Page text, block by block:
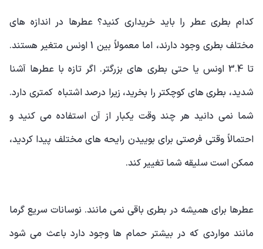
کدام بطری عطر را باید خریداری کنید؟ عطرها در اندازه های
مختلف بطری وجود دارند، اما معمولاً بین 1 اونس متغیر هستند.
تا 3.4 اونس یا حتی بطری های بزرگتر. اگر تازه با عطرها آشنا
شدید، بطری های کوچکتر را بخرید، زیرا درصد اشتباه کمتری دارد.
شما نمی دانید هر چند وقت یکبار از آن استفاده می کنید و
احتمالاً وقتی فرصتی برای بوییدن رایحه های مختلف پیدا کردید،
ممکن است سلیقه شما تغییر کند.
عطرها برای همیشه در بطری باقی نمی مانند. نوسانات سریع گرما
مانند مواردی که در بیشتر حمام ها وجود دارد باعث می شود